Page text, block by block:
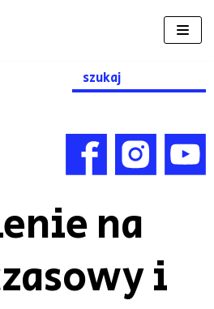
Search
for:
na
i